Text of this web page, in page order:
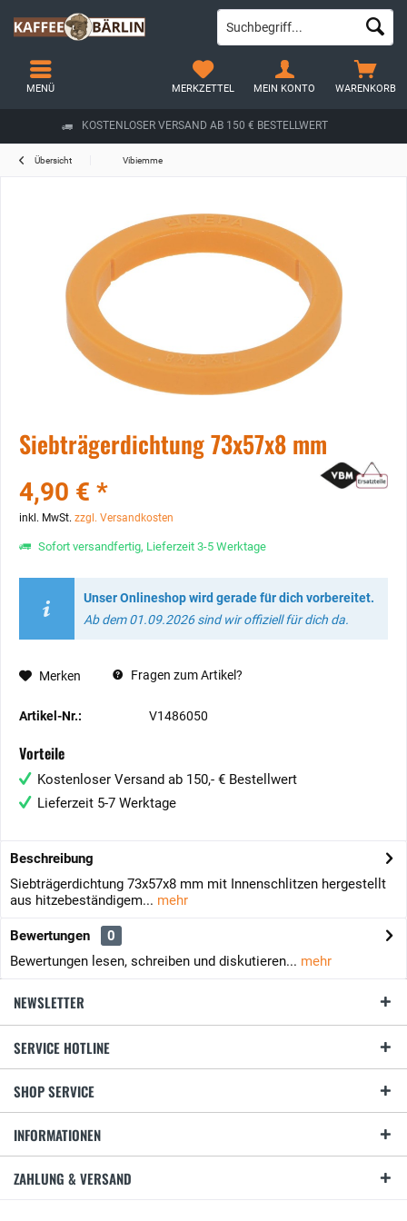
KOSTENLOSER VERSAND AB 150 € BESTELLWERT
WARENKORB
MERKZETTEL MEIN KONTO
MENÜ
Übersicht Vibiemme
Siebträgerdichtung 73x57x8 mm
4,90 € *
inkl. MwSt. zzgl. Versandkosten
Sofort versandfertig, Lieferzeit 3-5 Werktage
Unser Onlineshop wird gerade für dich vorbereitet.
Ab dem 01.09.2026 sind wir offiziell für dich da.
Merken Fragen zum Artikel?
Artikel-Nr.: V1486050
Vorteile
Kostenloser Versand ab 150,- € Bestellwert
Lieferzeit 5-7 Werktage
Beschreibung
Siebträgerdichtung 73x57x8 mm mit Innenschlitzen hergestellt
aus hitzebeständigem... mehr
Bewertungen
0
Bewertungen lesen, schreiben und diskutieren... mehr
NEWSLETTER
SERVICE HOTLINE
SHOP SERVICE
INFORMATIONEN
ZAHLUNG & VERSAND